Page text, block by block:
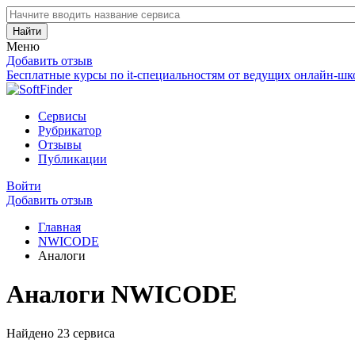
Найти
Меню
Добавить отзыв
Бесплатные курсы по it-специальностям от ведущих онлайн-
Сервисы
Рубрикатор
Отзывы
Публикации
Войти
Добавить отзыв
Главная
NWICODE
Аналоги
Аналоги NWICODE
Найдено 23 сервиса